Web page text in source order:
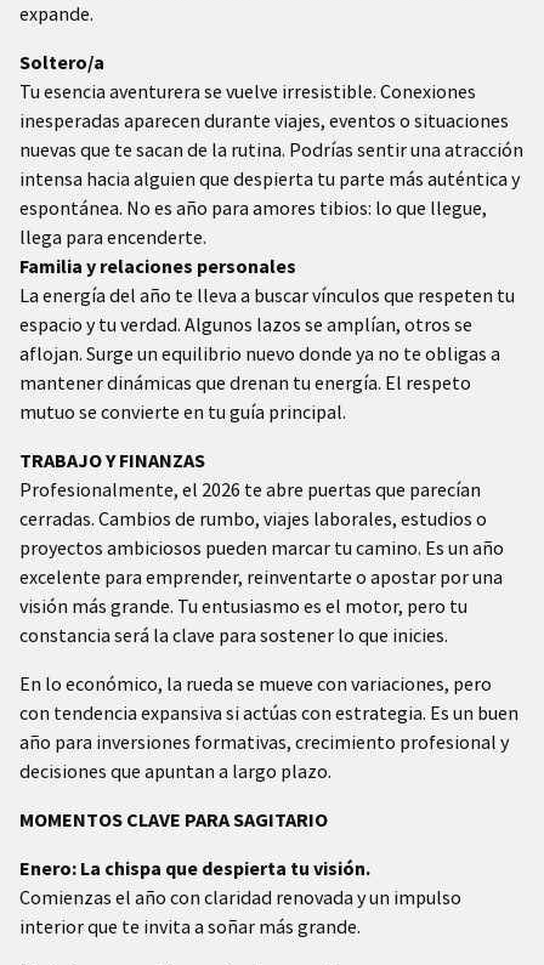
expande.
Soltero/a
Tu esencia aventurera se vuelve irresistible. Conexiones
inesperadas aparecen durante viajes, eventos o situaciones
nuevas que te sacan de la rutina. Podrías sentir una atracción
intensa hacia alguien que despierta tu parte más auténtica y
espontánea. No es año para amores tibios: lo que llegue,
llega para encenderte.
Familia y relaciones personales
La energía del año te lleva a buscar vínculos que respeten tu
espacio y tu verdad. Algunos lazos se amplían, otros se
aflojan. Surge un equilibrio nuevo donde ya no te obligas a
mantener dinámicas que drenan tu energía. El respeto
mutuo se convierte en tu guía principal.
TRABAJO Y FINANZAS
Profesionalmente, el 2026 te abre puertas que parecían
cerradas. Cambios de rumbo, viajes laborales, estudios o
proyectos ambiciosos pueden marcar tu camino. Es un año
excelente para emprender, reinventarte o apostar por una
visión más grande. Tu entusiasmo es el motor, pero tu
constancia será la clave para sostener lo que inicies.
En lo económico, la rueda se mueve con variaciones, pero
con tendencia expansiva si actúas con estrategia. Es un buen
año para inversiones formativas, crecimiento profesional y
decisiones que apuntan a largo plazo.
MOMENTOS CLAVE PARA SAGITARIO
Enero: La chispa que despierta tu visión.
Comienzas el año con claridad renovada y un impulso
interior que te invita a soñar más grande.